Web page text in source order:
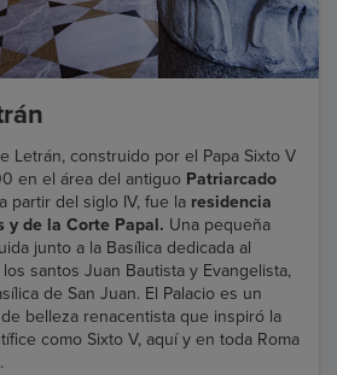
Letrán, construido por el Papa Sixto V
en el área del antiguo Patriarcado
partir del siglo IV, fue la residencia
y de la Corte Papal. Una pequeña
junto a la Basílica dedicada al
santos Juan Bautista y Evangelista,
de San Juan. El Palacio es un
belleza renacentista que inspiró la
como Sixto V, aquí y en toda Roma